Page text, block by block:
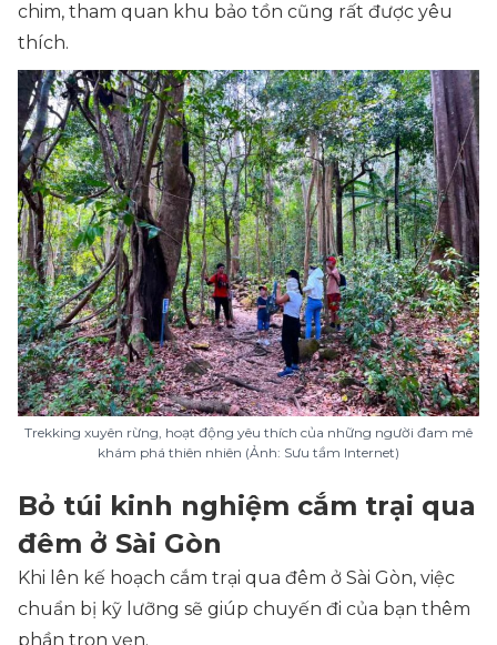
chim, tham quan khu bảo tồn cũng rất được yêu
thích.
Trekking xuyên rừng, hoạt động yêu thích của những người đam mê
khám phá thiên nhiên (Ảnh: Sưu tầm Internet)
Bỏ túi kinh nghiệm cắm trại qua
đêm ở Sài Gòn
Khi lên kế hoạch cắm trại qua đêm ở Sài Gòn, việc
chuẩn bị kỹ lưỡng sẽ giúp chuyến đi của bạn thêm
phần trọn vẹn.